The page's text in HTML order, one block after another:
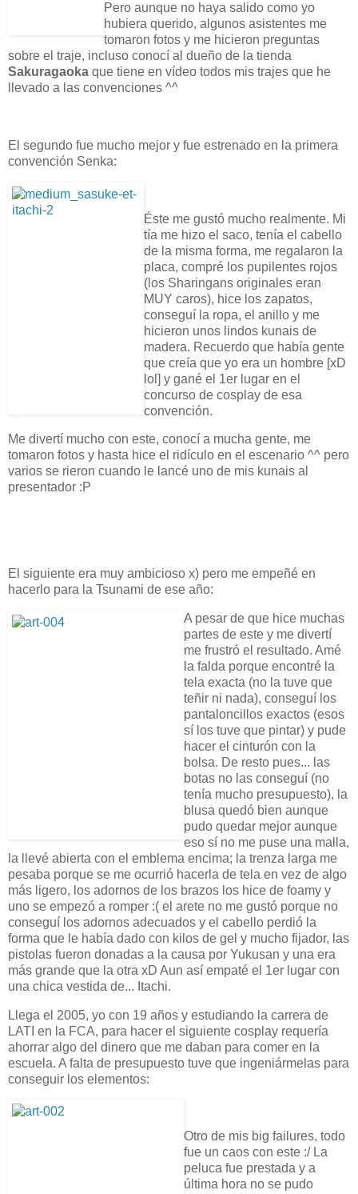
Pero aunque no haya salido como yo
hubiera querido, algunos asistentes me
tomaron fotos y me hicieron preguntas
sobre el traje, incluso conocí al dueño de la tienda
Sakuragaoka que tiene en vídeo todos mis trajes que he
llevado a las convenciones ^^
El segundo fue mucho mejor y fue estrenado en la primera
convención Senka:
Éste me gustó mucho realmente. Mi
tía me hizo el saco, tenía el cabello
de la misma forma, me regalaron la
placa, compré los pupilentes rojos
(los Sharingans originales eran
MUY caros), hice los zapatos,
conseguí la ropa, el anillo y me
hicieron unos lindos kunais de
madera. Recuerdo que había gente
que creía que yo era un hombre [xD
lol] y gané el 1er lugar en el
concurso de cosplay de esa
convención.
Me divertí mucho con este, conocí a mucha gente, me
tomaron fotos y hasta hice el ridículo en el escenario ^^ pero
varios se rieron cuando le lancé uno de mis kunais al
presentador :P
El siguiente era muy ambicioso x) pero me empeñé en
hacerlo para la Tsunami de ese año:
A pesar de que hice muchas
partes de este y me divertí
me frustró el resultado. Amé
la falda porque encontré la
tela exacta (no la tuve que
teñir ni nada), conseguí los
pantaloncillos exactos (esos
sí los tuve que pintar) y pude
hacer el cinturón con la
bolsa. De resto pues... las
botas no las conseguí (no
tenía mucho presupuesto), la
blusa quedó bien aunque
pudo quedar mejor aunque
eso sí no me puse una malla,
la llevé abierta con el emblema encima; la trenza larga me
pesaba porque se me ocurrió hacerla de tela en vez de algo
más ligero, los adornos de los brazos los hice de foamy y
uno se empezó a romper :( el arete no me gustó porque no
conseguí los adornos adecuados y el cabello perdió la
forma que le había dado con kilos de gel y mucho fijador, las
pistolas fueron donadas a la causa por Yukusan y una era
más grande que la otra xD Aun así empaté el 1er lugar con
una chica vestida de... Itachi.
Llega el 2005, yo con 19 años y estudiando la carrera de
LATI en la FCA, para hacer el siguiente cosplay requería
ahorrar algo del dinero que me daban para comer en la
escuela. A falta de presupuesto tuve que ingeniármelas para
conseguir los elementos:
Otro de mis big failures, todo
fue un caos con este :/ La
peluca fue prestada y a
última hora no se pudo